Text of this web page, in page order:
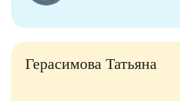
Герасимова Татьяна